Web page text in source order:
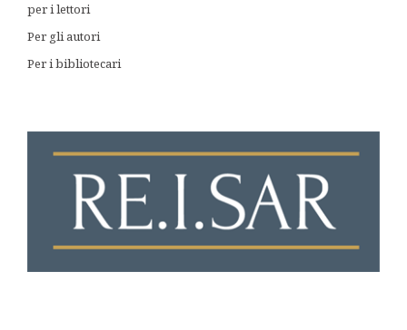
per i lettori
Per gli autori
Per i bibliotecari